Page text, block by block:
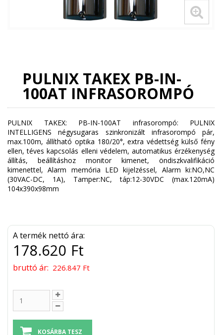
PULNIX TAKEX PB-IN-
100AT INFRASOROMPÓ
PULNIX TAKEX: PB-IN-100AT infrasorompó: PULNIX
INTELLIGENS négysugaras szinkronizált infrasorompó pár,
max.100m, állítható optika 180/20°, extra védettség külső fény
ellen, téves kapcsolás elleni védelem, automatikus érzékenység
állítás, beállításhoz monitor kimenet, öndiszkvalifikáció
kimenettel, Alarm memória LED kijelzéssel, Alarm ki:NO,NC
(30VAC-DC, 1A), Tamper:NC, táp:12-30VDC (max.120mA)
104x390x98mm
A termék nettó ára:
178.620 Ft
bruttó ár: 226.847 Ft